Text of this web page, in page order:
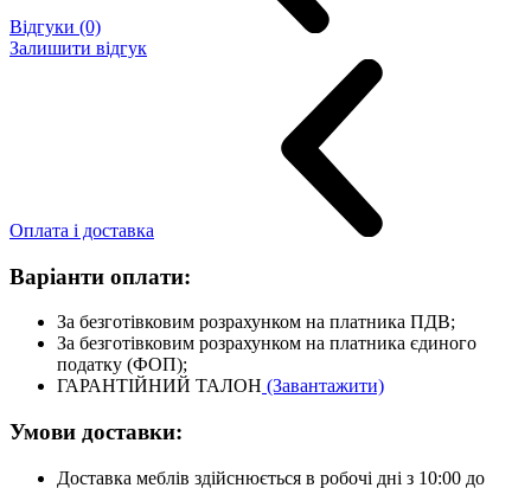
Відгуки (0)
Залишити відгук
Оплата і доставка
Варіанти оплати:
За безготівковим розрахунком на платника ПДВ;
За безготівковим розрахунком на платника єдиного
податку (ФОП);
ГАРАНТІЙНИЙ ТАЛОН (Завантажити)
Умови доставки:
Доставка меблів здійснюється в робочі дні з 10:00 до